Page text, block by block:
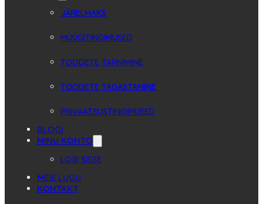
JÄRELMAKS
MÜÜGITINGIMUSED
TOODETE TARNIMINE
TOODETE TAGASTAMINE
PRIVAATSUSTINGIMUSED
BLOGI
MINU KONTO
LOGI SISSE
MEIE LUGU
KONTAKT